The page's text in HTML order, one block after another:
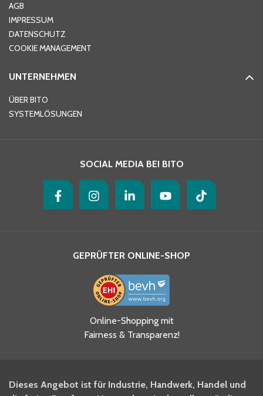
Telefon
Ja, ich habe die
Datenschutzhinweise gelesen
und akzeptiere diese.
BITO Newsletter Fachwissen
AGB
IMPRESSUM
DATENSCHUTZ
COOKIE MANAGEMENT
UNTERNEHMEN
ÜBER BITO
SYSTEMLÖSUNGEN
SOCIAL MEDIA BEI BITO
GEPRÜFTER ONLINE-SHOP
Online-Shopping mit
Fairness & Transparenz!
Dieses Angebot ist für Industrie, Handwerk, Handel und